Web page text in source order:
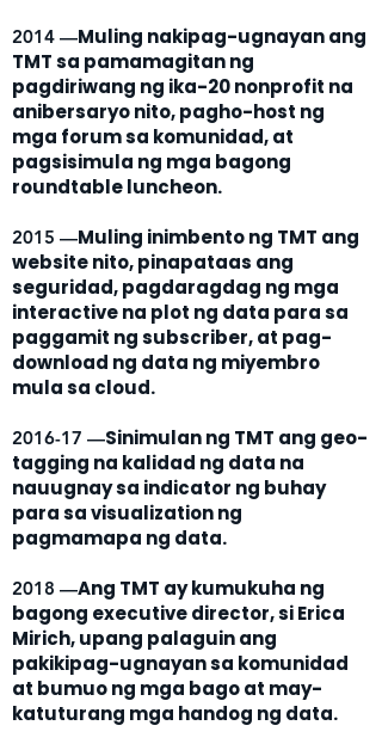
2014 —Muling nakipag-ugnayan ang
TMT sa pamamagitan ng
pagdiriwang ng ika-20 nonprofit na
anibersaryo nito, pagho-host ng
mga forum sa komunidad, at
pagsisimula ng mga bagong
roundtable luncheon.
2015 —Muling inimbento ng TMT ang
website nito, pinapataas ang
seguridad, pagdaragdag ng mga
interactive na plot ng data para sa
paggamit ng subscriber, at pag-
download ng data ng miyembro
mula sa cloud.
2016-17 —Sinimulan ng TMT ang geo-
tagging na kalidad ng data na
nauugnay sa indicator ng buhay
para sa visualization ng
pagmamapa ng data.
2018 —Ang TMT ay kumukuha ng
bagong executive director, si Erica
Mirich, upang palaguin ang
pakikipag-ugnayan sa komunidad
at bumuo ng mga bago at may-
katuturang mga handog ng data.